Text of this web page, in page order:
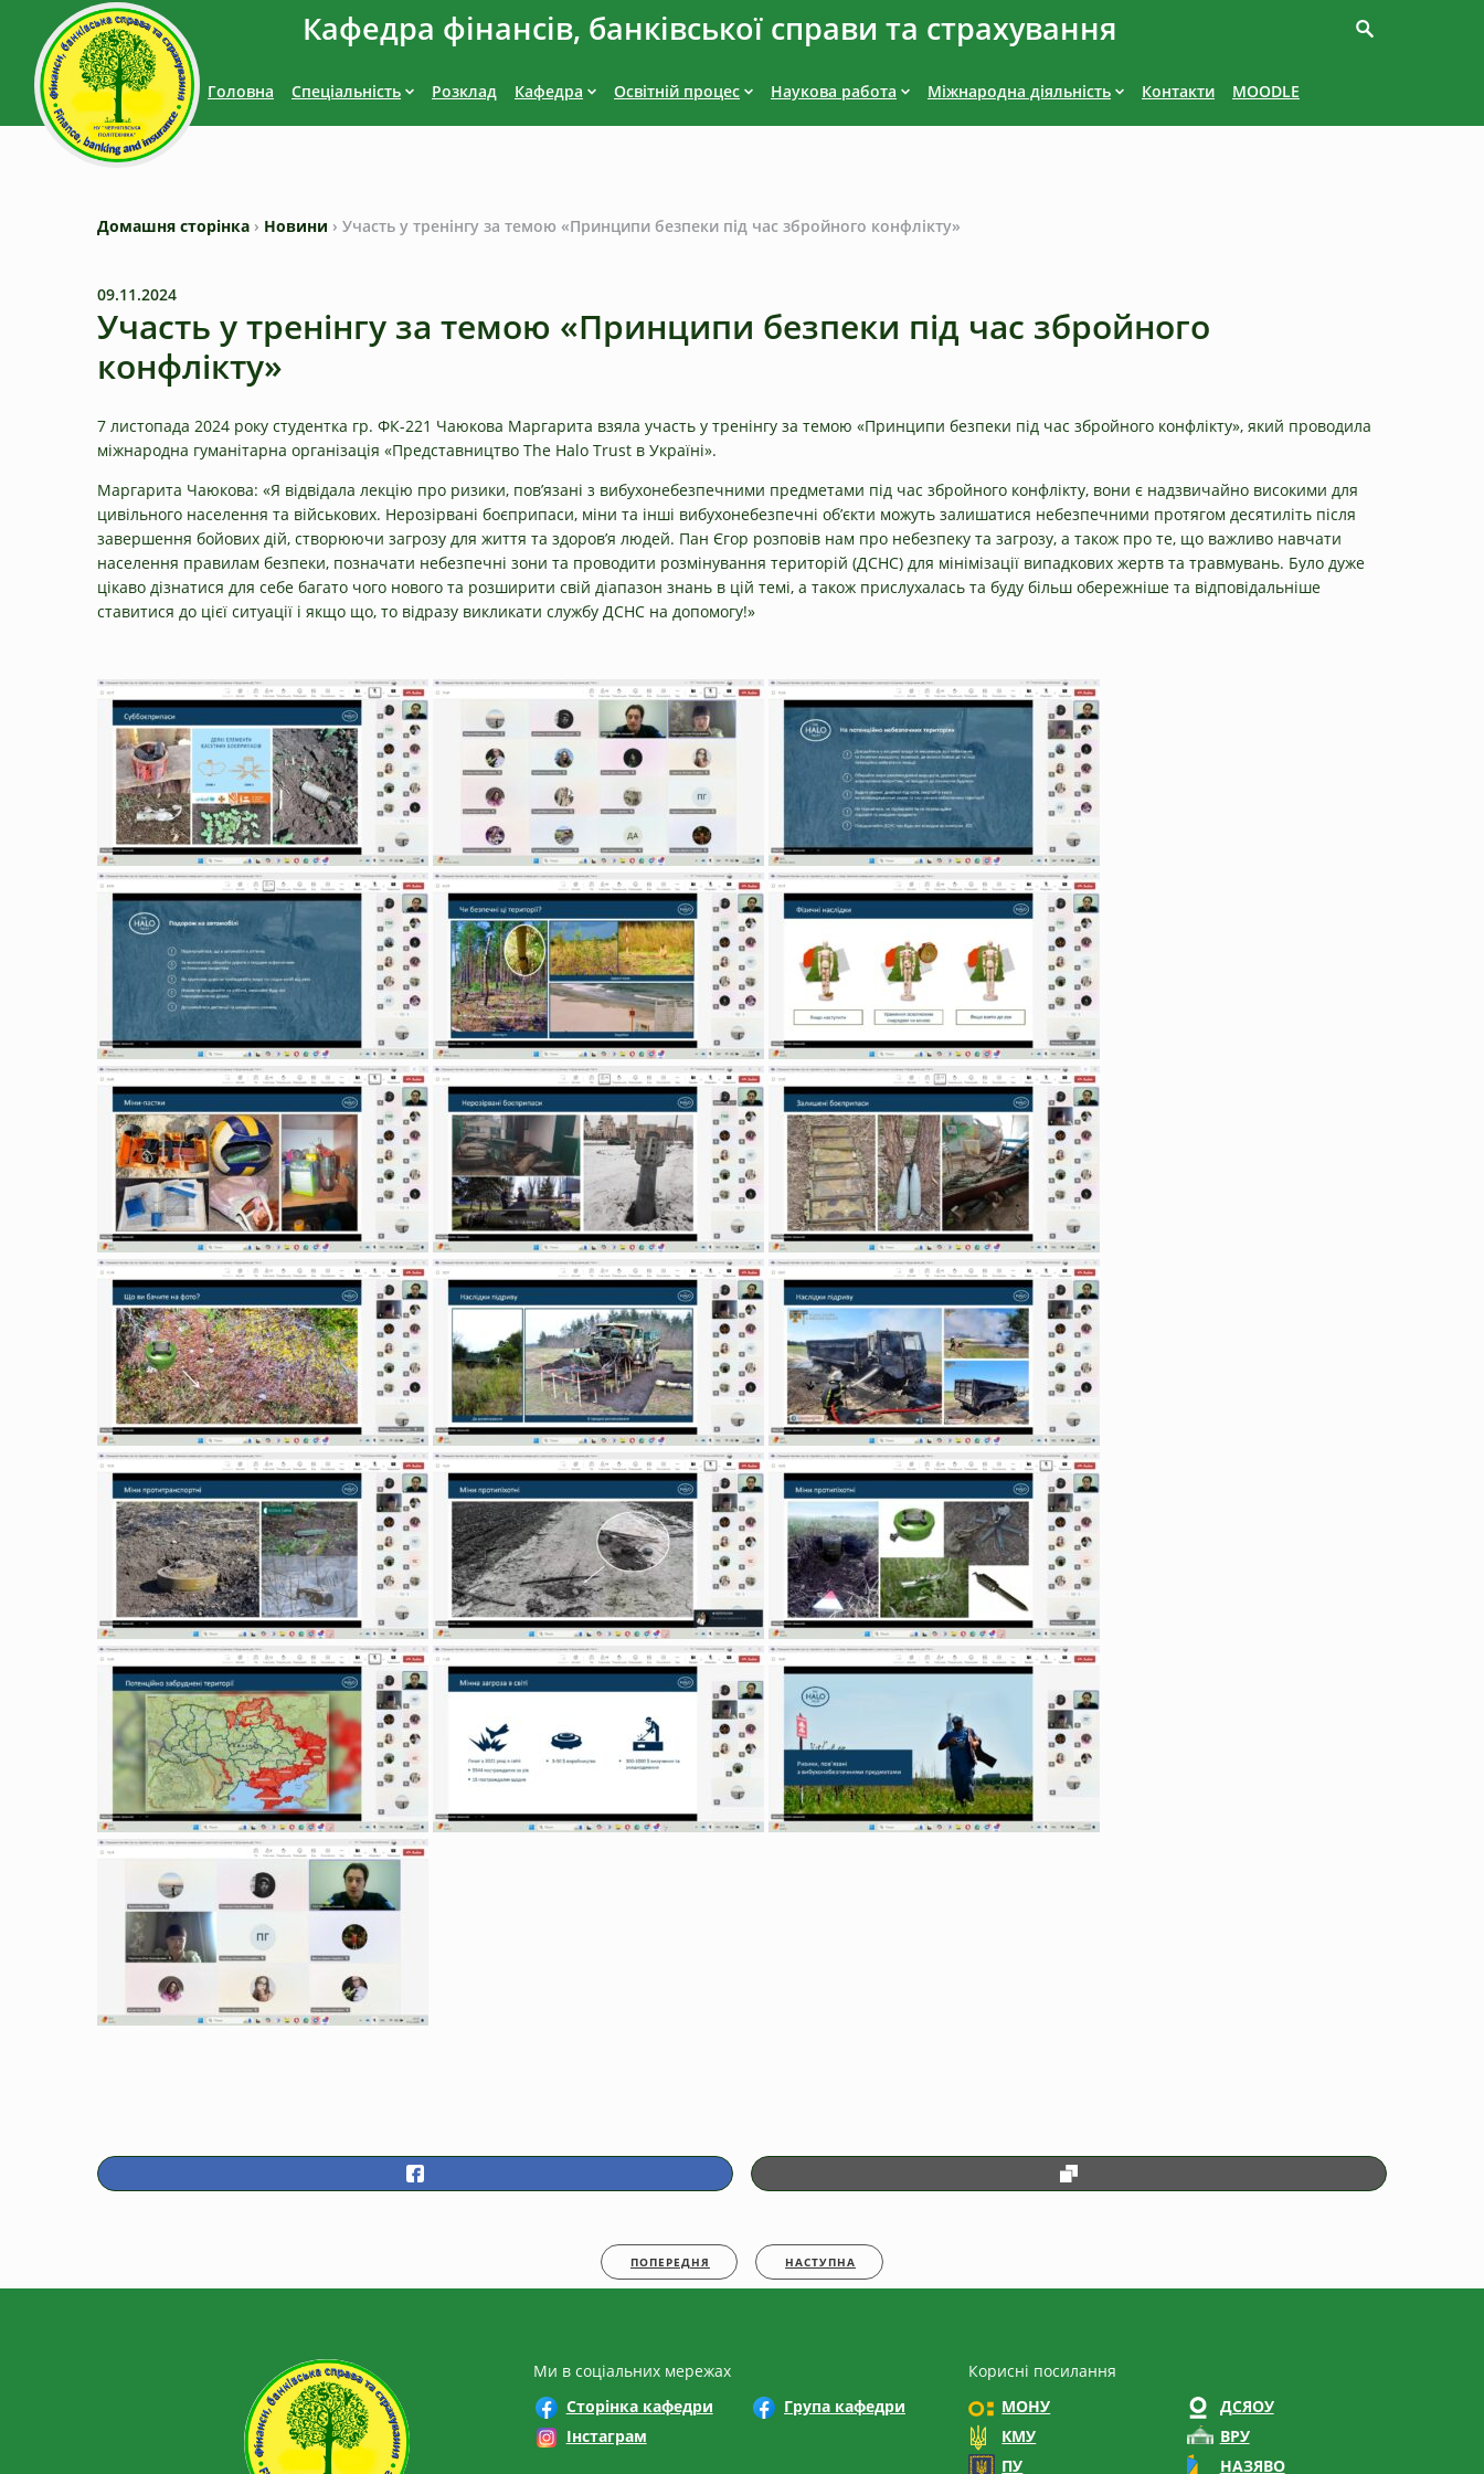
Кафедра фінансів, банківської справи та страхування
Головна Спеціальність Розклад Кафедра Освітній процес Наукова работа Міжнародна діяльність Контакти MOODLE
Домашня сторінка › Новини › Участь у тренінгу за темою «Принципи безпеки під час збройного конфлікту»
09.11.2024
Участь у тренінгу за темою «Принципи безпеки під час збройного
конфлікту»
7 листопада 2024 року студентка гр. ФК-221 Чаюкова Маргарита взяла участь у тренінгу за темою «Принципи безпеки під час збройного конфлікту», який проводила
міжнародна гуманітарна організація «Представництво The Halo Trust в Україні».
Маргарита Чаюкова: «Я відвідала лекцію про ризики, пов’язані з вибухонебезпечними предметами під час збройного конфлікту, вони є надзвичайно високими для
цивільного населення та військових. Нерозірвані боєприпаси, міни та інші вибухонебезпечні об’єкти можуть залишатися небезпечними протягом десятиліть після
завершення бойових дій, створюючи загрозу для життя та здоров’я людей. Пан Єгор розповів нам про небезпеку та загрозу, а також про те, що важливо навчати
населення правилам безпеки, позначати небезпечні зони та проводити розмінування територій (ДСНС) для мінімізації випадкових жертв та травмувань. Було дуже
цікаво дізнатися для себе багато чого нового та розширити свій діапазон знань в цій темі, а також прислухалась та буду більш обережніше та відповідальніше
ставитися до цієї ситуації і якщо що, то відразу викликати службу ДСНС на допомогу!»
ПОПЕРЕДНЯ НАСТУПНА
Ми в соціальних мережах
Сторінка кафедри
Група кафедри
Інстаграм
Корисні посилання
МОНУ
ДСЯОУ
КМУ
ВРУ
ПУ
НАЗЯВО